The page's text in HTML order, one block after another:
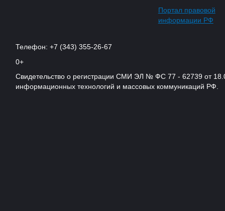
Портал правовой
информации РФ
Телефон: +7 (343) 355-26-67
0+
Свидетельство о регистрации СМИ ЭЛ № ФС 77 - 62739 от
информационных технологий и массовых коммуникаций РФ.